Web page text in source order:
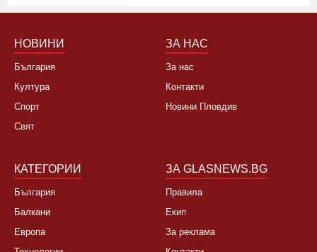
НОВИНИ
България
Култура
Спорт
Свят
ЗА НАС
За нас
Контакти
Новини Пловдив
КАТЕГОРИИ
България
Балкани
Европа
ЗА GLASNEWS.BG
Правила
Екип
За реклама